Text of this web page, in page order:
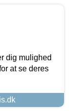
dig mulighed
at se deres